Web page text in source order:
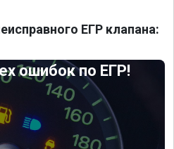
ЕГР клапана:
ошибок по ЕГР!